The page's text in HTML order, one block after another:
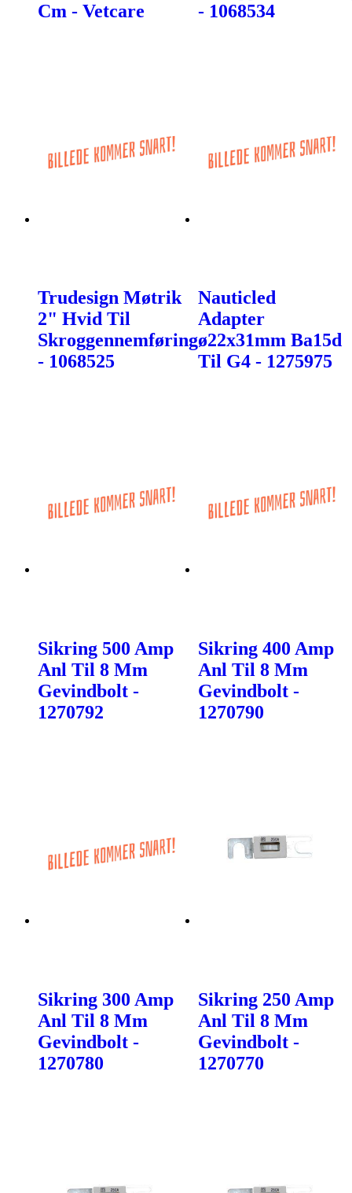
Cm - Vetcare
- 1068534
Trudesign Møtrik
2" Hvid Til
Skroggennemføring
- 1068525
Nauticled
Adapter
ø22x31mm Ba15d
Til G4 - 1275975
Sikring 500 Amp
Anl Til 8 Mm
Gevindbolt -
1270792
Sikring 400 Amp
Anl Til 8 Mm
Gevindbolt -
1270790
Sikring 300 Amp
Anl Til 8 Mm
Gevindbolt -
1270780
Sikring 250 Amp
Anl Til 8 Mm
Gevindbolt -
1270770